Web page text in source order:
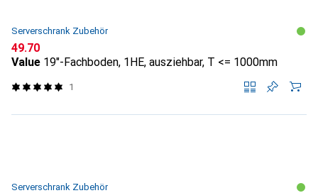
Serverschrank Zubehör
CHF
49.70
Value 19"-Fachboden, 1HE, ausziehbar, T <= 1000mm
1
Serverschrank Zubehör